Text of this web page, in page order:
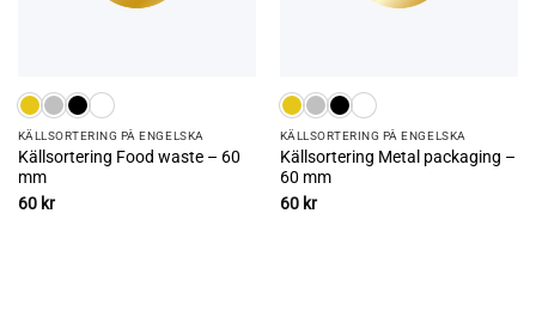
KÄLLSORTERING PÅ ENGELSKA
Källsortering Food waste – 60
mm
60 kr
KÄLLSORTERING PÅ ENGELSKA
Källsortering Metal packaging –
60 mm
60 kr